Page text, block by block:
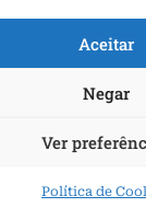
Aceitar
Negar
Ver
Política de